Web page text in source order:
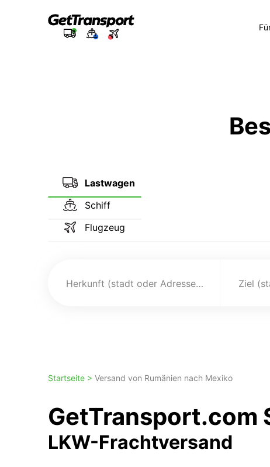
Lastwagen
Schiff
Flugzeug
Herkunft (stadt oder Adresse) Ziel
Startseite > Versand von Rumänien nach Mexiko
GetTransport.com
LKW-Frachtversand